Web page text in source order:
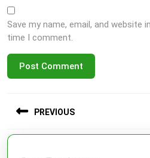
Save my name, email, and
time I comment.
navigation
PREVIOUS
Previous